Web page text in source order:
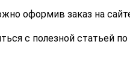
оформив заказ на
с полезной статьей по